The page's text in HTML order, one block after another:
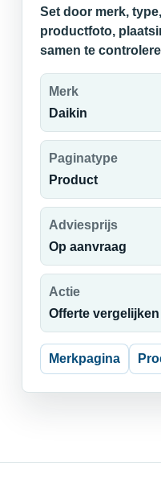
Set door merk,
productfoto,
samen te
Merk
Daikin
Paginatype
Product
Adviesprijs
Op aanvraag
Actie
Offerte vergelijken
Merkpagina